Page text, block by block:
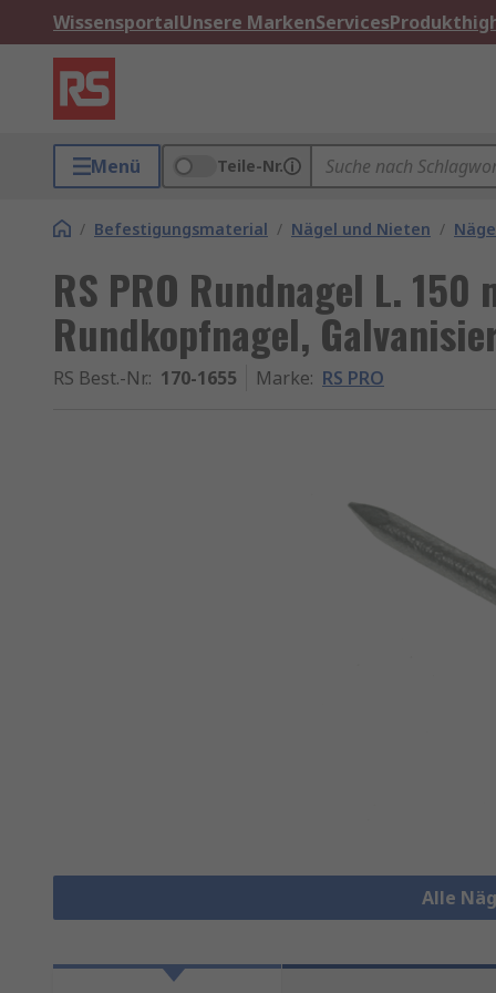
WissensportalUnsere MarkenServices
Menü Teile-Nr.
/ Befestigungsmaterial / Nägel und Nieten /
RS PRO Rundnagel L. 150
Rundkopfnagel,
RS Best.-Nr.: 170-1655 Marke: RS PRO
Alle